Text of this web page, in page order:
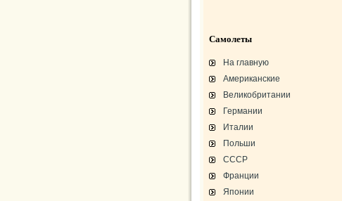
Самолеты
На главную
Американские
Великобритании
Германии
Италии
Польши
СССР
Франции
Японии